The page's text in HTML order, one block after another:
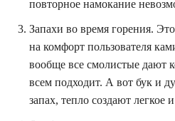
повторное намокание
Запахи во время горения.
на комфорт пользователя
вообще все смолистые дают
всем подходит. А вот бук и
запах, тепло создают легкое